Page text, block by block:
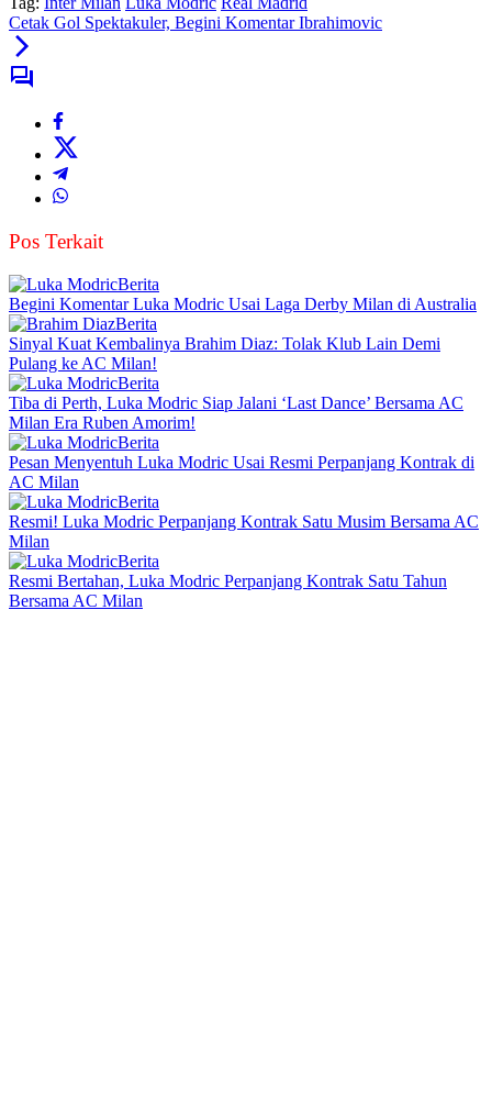
Cetak Gol Spektakuler, Begini Komentar Ibrahimovic
Pos Terkait
Berita
Begini Komentar Luka Modric Usai Laga Derby Milan di Australia
Berita
Sinyal Kuat Kembalinya Brahim Diaz: Tolak Klub Lain Demi
Pulang ke AC Milan!
Berita
Tiba di Perth, Luka Modric Siap Jalani ‘Last Dance’ Bersama AC
Milan Era Ruben Amorim!
Berita
Pesan Menyentuh Luka Modric Usai Resmi Perpanjang Kontrak di
AC Milan
Berita
Resmi! Luka Modric Perpanjang Kontrak Satu Musim Bersama AC
Milan
Berita
Resmi Bertahan, Luka Modric Perpanjang Kontrak Satu Tahun
Bersama AC Milan